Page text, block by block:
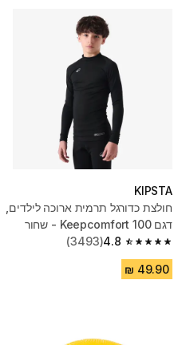
KIPSTA
חולצת כדורגל תרמית ארוכה לילדים,
דגם Keepcomfort 100 - שחור
4.8
4.8 out of 5 stars from 3493 reviews
(3493)